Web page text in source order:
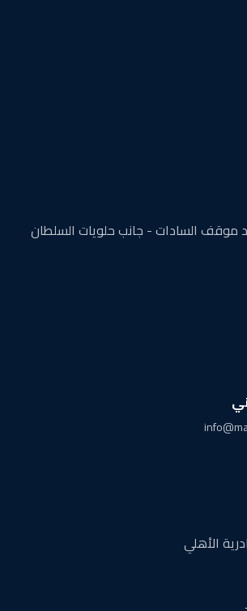
السادات - جانب حلويات السلطان
الأهلي